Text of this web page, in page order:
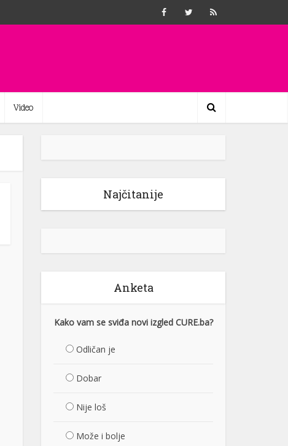
Video
Najčitanije
Anketa
Kako vam se sviđa novi izgled CURE.ba?
Odličan je
Dobar
Nije loš
Može i bolje